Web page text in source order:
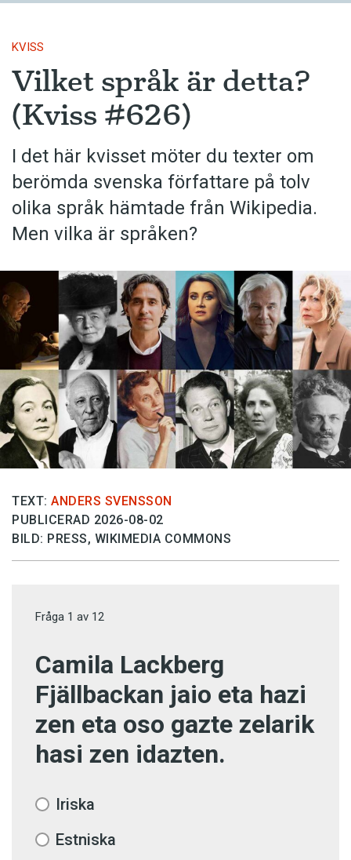
KVISS
Vilket språk är detta?
(Kviss #626)
I det här kvisset möter du texter om
berömda svenska författare på tolv
olika språk hämtade från Wikipedia.
Men vilka är språken?
TEXT: ANDERS SVENSSON
PUBLICERAD 2026-08-02
BILD: PRESS, WIKIMEDIA COMMONS
Fråga 1 av 12
Camila Lackberg
Fjällbackan jaio eta hazi
zen eta oso gazte zelarik
hasi zen idazten.
Iriska
Estniska